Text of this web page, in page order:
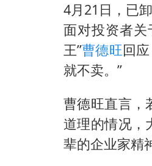
4月21日，已
面对投资者
王”曹德旺回
就不卖。”
曹德旺直言，
道理的情况，
辈的企业家精